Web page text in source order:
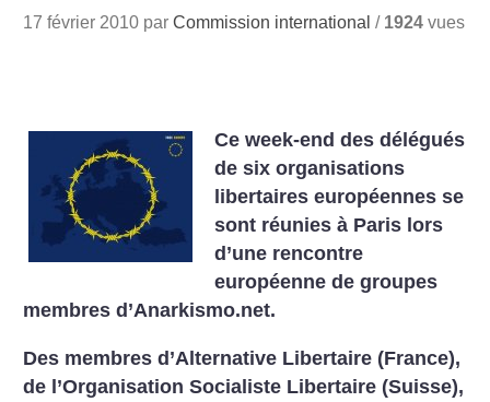
17 février 2010 parCommission international / 1924 vues
Ce week-end des délégués
de six organisations
libertaires européennes se
sont réunies à Paris lors
d’une rencontre
européenne de groupes
membres d’Anarkismo.net.
Des membres d’Alternative Libertaire (France),
de l’Organisation Socialiste Libertaire (Suisse),